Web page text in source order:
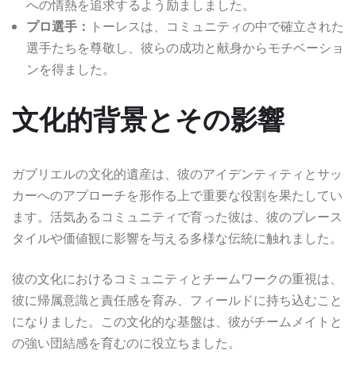
への情熱を追求するよう励ましました。
プロ選手： トーレスは、コミュニティの中で確立された
選手たちを尊敬し、彼らの成功と献身からモチベーショ
ンを得ました。
文化的背景とその影響
ガブリエルの文化的遺産は、彼のアイデンティティとサッ
カーへのアプローチを形作る上で重要な役割を果たしてい
ます。活気あるコミュニティで育った彼は、彼のプレース
タイルや価値観に影響を与える多様な伝統に触れました。
彼の文化におけるコミュニティとチームワークの重視は、
彼に帰属意識と責任感を育み、フィールドに持ち込むこと
になりました。この文化的な基盤は、彼がチームメイトと
の強い団結感を育むのに役立ちました。